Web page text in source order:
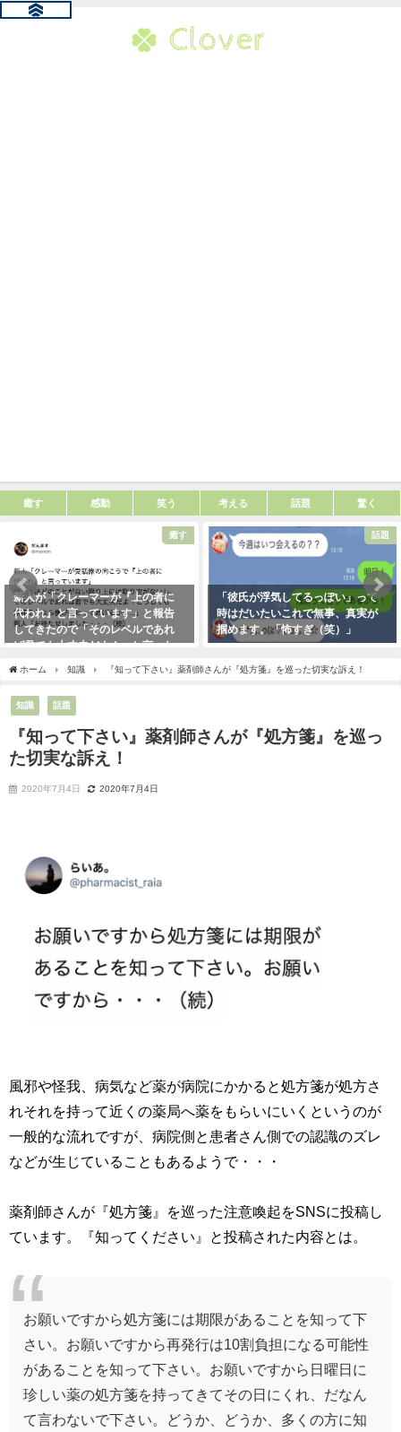
癒す 感動 笑う 考える 話題 驚く
癒す
新人が「クレーマーが『上の者に
代われ』と言っています」と報告
してきたので「そのレベルであれ
ば君でも大丈夫だよ！」と言った
った！（笑）
2021年5月10日
話題
「彼氏が浮気してるっぽい」って
時はだいたいこれで無事、真実が
掴めます。「怖すぎ（笑）」
ホーム 知識 『知って下さい』薬剤師さんが『処方箋』を巡った切実な訴え！
知識 話題
『知って下さい』薬剤師さんが『処方箋』を巡っ
た切実な訴え！
2020年7月4日 2020年7月4日
風邪や怪我、病気など薬が病院にかかると処方箋が処方さ
れそれを持って近くの薬局へ薬をもらいにいくというのが
一般的な流れですが、病院側と患者さん側での認識のズレ
などが生じていることもあるようで・・・
薬剤師さんが『処方箋』を巡った注意喚起をSNSに投稿し
ています。『知ってください』と投稿された内容とは。
お願いですから処方箋には期限があることを知って下
さい。お願いですから再発行は10割負担になる可能性
があることを知って下さい。お願いですから日曜日に
珍しい薬の処方箋を持ってきてその日にくれ、だなん
て言わないで下さい。どうか、どうか、多くの方に知